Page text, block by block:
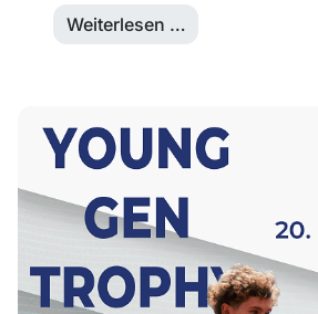
Weiterlesen …